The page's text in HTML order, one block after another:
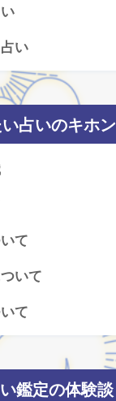
い
占いのキホン
て
いて
て
鑑定の体験談